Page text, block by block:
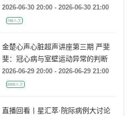
2026-06-30 20:00 - 2026-06-30 21:00
746人次
金楚心声心脏超声讲座第三期 严斐
斐：冠心病与室壁运动异常的判断
2026-06-29 20:00 - 2026-06-29 21:00
2009人次
直播回看丨星汇萃·院际病例大讨论